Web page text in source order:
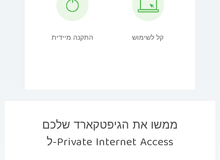
התקנה מיידית קל לשימוש
ממשו את הגיפטקארד שלכם
ל-Private Internet Access